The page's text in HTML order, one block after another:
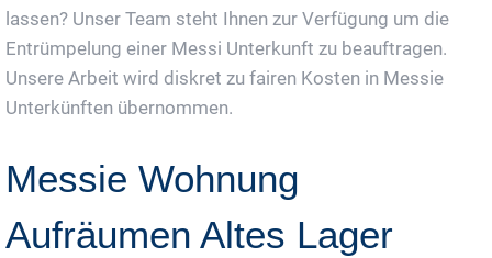
lassen? Unser Team steht Ihnen zur Verfügung um die
Entrümpelung einer Messi Unterkunft zu beauftragen.
Unsere Arbeit wird diskret zu fairen Kosten in Messie
Unterkünften übernommen.
Messie Wohnung
Aufräumen Altes Lager